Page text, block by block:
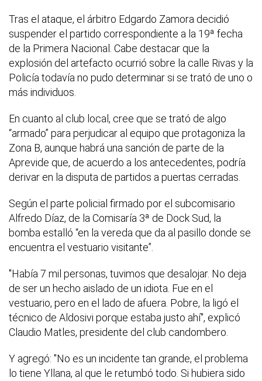
Tras el ataque, el árbitro Edgardo Zamora decidió
suspender el partido correspondiente a la 19ª fecha
de la Primera Nacional. Cabe destacar que la
explosión del artefacto ocurrió sobre la calle Rivas y la
Policía todavía no pudo determinar si se trató de uno o
más individuos.
En cuanto al club local, cree que se trató de algo
“armado” para perjudicar al equipo que protagoniza la
Zona B, aunque habrá una sanción de parte de la
Aprevide que, de acuerdo a los antecedentes, podría
derivar en la disputa de partidos a puertas cerradas.
Según el parte policial firmado por el subcomisario
Alfredo Díaz, de la Comisaría 3ª de Dock Sud, la
bomba estalló “en la vereda que da al pasillo donde se
encuentra el vestuario visitante”.
"Había 7 mil personas, tuvimos que desalojar. No deja
de ser un hecho aislado de un idiota. Fue en el
vestuario, pero en el lado de afuera. Pobre, la ligó el
técnico de Aldosivi porque estaba justo ahí", explicó
Claudio Matles, presidente del club candombero.
Y agregó: "No es un incidente tan grande, el problema
lo tiene Yllana, al que le retumbó todo. Si hubiera sido